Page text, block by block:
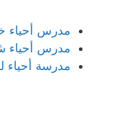
مدرس أحياء
مدرس أحياء
مدرسة أحياء